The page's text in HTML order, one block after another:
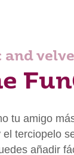
tu amigo
terciopelo
añadir